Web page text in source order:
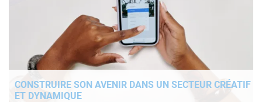
CONSTRUIRE SON AVENIR DANS UN SECTEUR CRÉATIF
ET DYNAMIQUE